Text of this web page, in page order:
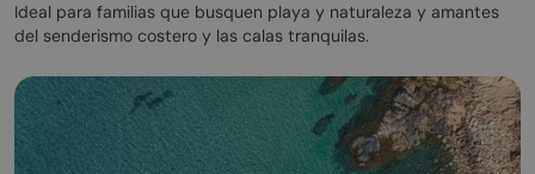
Ideal para familias que busquen playa y naturaleza y amantes
del senderismo costero y las calas tranquilas.